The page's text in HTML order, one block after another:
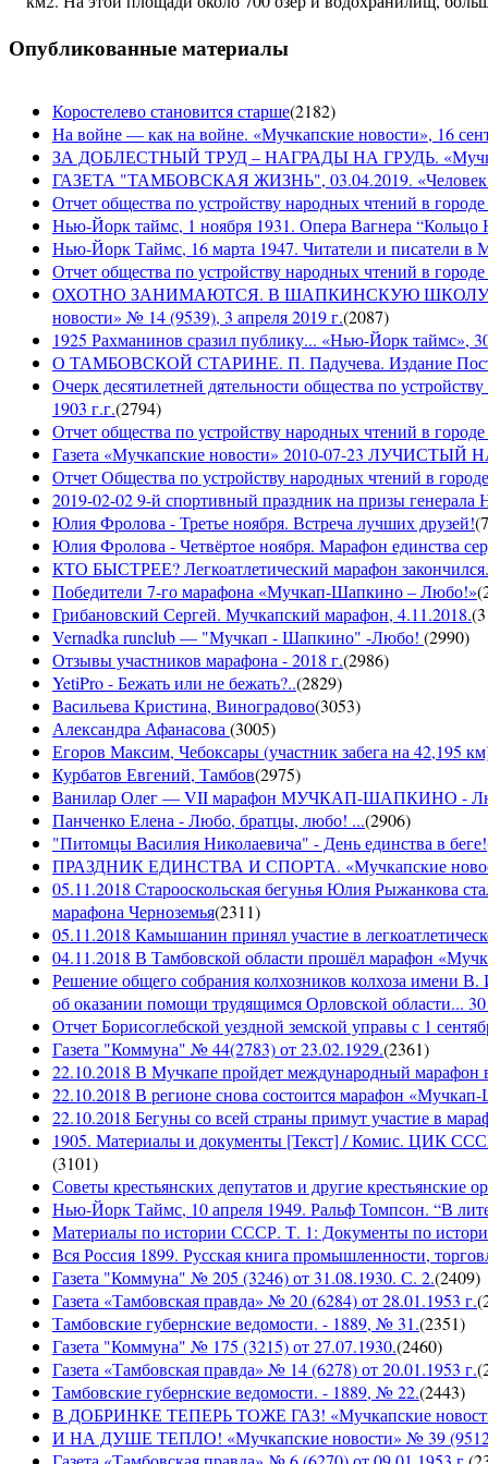
Опубликованные материалы
Коростелево становится старше(2182)
На войне — как на войне. «Мучкапские новости», 16
ЗА ДОБЛЕСТНЫЙ ТРУД – НАГРАДЫ НА ГРУДЬ.
ГАЗЕТА "ТАМБОВСКАЯ ЖИЗНЬ", 03.04.2019. «Человек
Отчет общества по устройству народных чтений в
Нью-Йорк таймс, 1 ноября 1931. Опера Вагнера “Кольцо
Нью-Йорк Таймс, 16 марта 1947. Читатели и писатели в
Отчет общества по устройству народных чтений в
ОХОТНО ЗАНИМАЮТСЯ. В ШАПКИНСКУЮ ШКОЛУ
новости» № 14 (9539), 3 апреля 2019 г.(2087)
1925 Рахманинов сразил публику... «Нью-Йорк таймс»,
О ТАМБОВСКОЙ СТАРИНЕ. П. Падучева. Издание
Очерк десятилетней дятельности общества по
1903 г.г.(2794)
Отчет общества по устройству народных чтений в
Газета «Мучкапские новости» 2010-07-23
Отчет Общества по устройству народных чтений в
2019-02-02 9-й спортивный праздник на призы
Юлия Фролова - Третье ноября. Встреча лучших друзей!(
Юлия Фролова - Четвёртое ноября. Марафон единства
КТО БЫСТРЕЕ? Легкоатлетический марафон
Победители 7-го марафона «Мучкап-Шапкино – Любо!»(
Грибановский Сергей. Мучкапский марафон, 4.11.2018.(
Vernadka runclub — "Мучкап - Шапкино" -Любо! (2990)
Отзывы участников марафона - 2018 г.(2986)
YetiPro - Бежать или не бежать?..(2829)
Васильева Кристина, Виноградово(3053)
Александра Афанасова(3005)
Егоров Максим, Чебоксары (участник забега на 42,195
Курбатов Евгений, Тамбов(2975)
Ванилар Олег — VII марафон МУЧКАП-ШАПКИНО -
Панченко Елена - Любо, братцы, любо! ...(2906)
"Питомцы Василия Николаевича" - День единства в беге!
ПРАЗДНИК ЕДИНСТВА И СПОРТА. «Мучкапские
05.11.2018 Старооскольская бегунья Юлия Рыжанкова
марафона Черноземья(2311)
05.11.2018 Камышанин принял участие в
04.11.2018 В Тамбовской области прошёл марафон
Решение общего собрания колхозников колхоза имени
об оказании помощи трудящимся Орловской области... 30
Отчет Борисоглебской уездной земской управы с 1
Газета "Коммуна" № 44(2783) от 23.02.1929.(2361)
22.10.2018 В Мучкапе пройдет международный марафон
22.10.2018 В регионе снова состоится марафон
22.10.2018 Бегуны со всей страны примут участие в
1905. Материалы и документы [Текст] / Комис. ЦИК
(3101)
Советы крестьянских депутатов и другие крестьянские
Нью-Йорк Таймс, 10 апреля 1949. Ральф Томпсон. “В
Материалы по истории СССР. Т. 1: Документы по
Вся Россия 1899. Русская книга промышленности,
Газета "Коммуна" № 205 (3246) от 31.08.1930. С. 2.(2409)
Газета «Тамбовская правда» № 20 (6284) от 28.01.1953 г.(
Тамбовские губернские ведомости. - 1889, № 31.(2351)
Газета "Коммуна" № 175 (3215) от 27.07.1930.(2460)
Газета «Тамбовская правда» № 14 (6278) от 20.01.1953 г.(
Тамбовские губернские ведомости. - 1889, № 22.(2443)
В ДОБРИНКЕ ТЕПЕРЬ ТОЖЕ ГАЗ! «Мучкапские
И НА ДУШЕ ТЕПЛО! «Мучкапские новости» № 39 (9512),